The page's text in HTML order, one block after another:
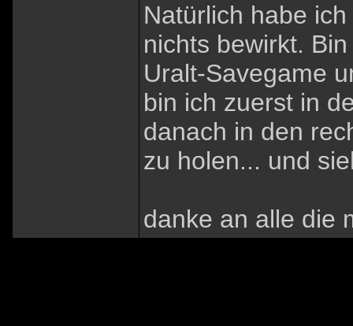
Natürlich habe
nichts bewirkt.
Uralt-Savegame
bin ich zuerst in
danach in den
zu holen... und
danke an alle die